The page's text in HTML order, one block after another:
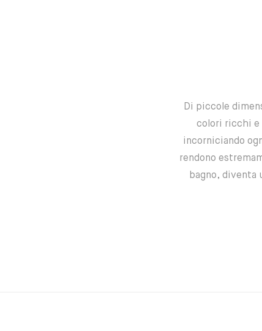
Di piccole
colori ricchi e
incorniciando
rendono
bagno, diventa